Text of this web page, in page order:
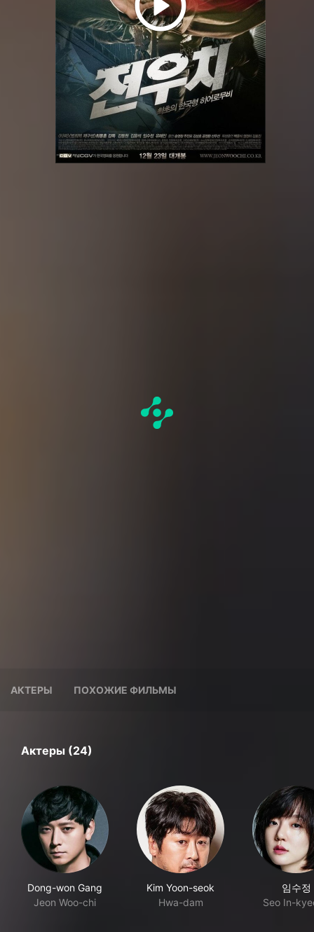
АКТЕРЫ ПОХОЖИЕ ФИЛЬМЫ
Актеры (24)
Dong-won Gang
Jeon Woo-chi
Kim Yoon-seok
Hwa-dam
임수정
Seo In-